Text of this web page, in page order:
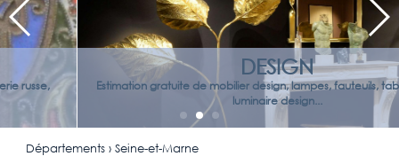
DESIGN
Estimation gratuite de mobilier design, lampes, fauteuils, tables, chaises,
luminaire design...
Départements› Seine-et-Marne